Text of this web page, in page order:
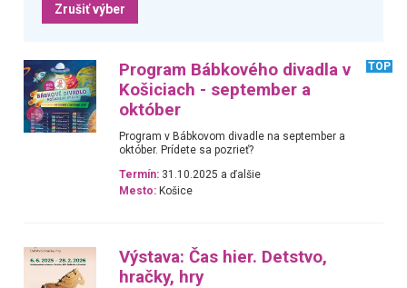
Zrušiť výber
Program Bábkového divadla v
Košiciach - september a
október
TOP
Program v Bábkovom divadle na september a
október. Prídete sa pozrieť?
Termín: 31.10.2025 a ďalšie
Mesto: Košice
Výstava: Čas hier. Detstvo,
hračky, hry